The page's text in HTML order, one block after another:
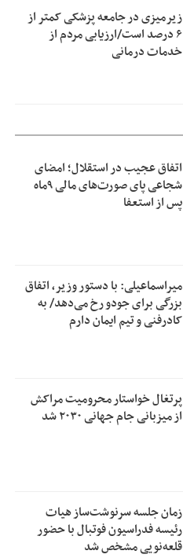
زیرمیزی در جامعه پزشکی کمتر از
۶ درصد است/ارزیابی مردم از
خدمات درمانی
اتفاق عجیب در استقلال؛ امضای
شجاعی پای صورت‌های مالی ٩ماه
پس از استعفا
میراسماعیلی: با دستور وزیر، اتفاق
بزرگی برای جودو رخ می‌دهد/ به
کادرفنی و تیم ایمان دارم
پرتغال خواستار محرومیت مراکش
از میزبانی جام جهانی ۲۰۳۰ شد
زمان جلسه سرنوشت‌ساز هیات
رئیسه فدراسیون فوتبال با حضور
قلعه‌نویی مشخص شد